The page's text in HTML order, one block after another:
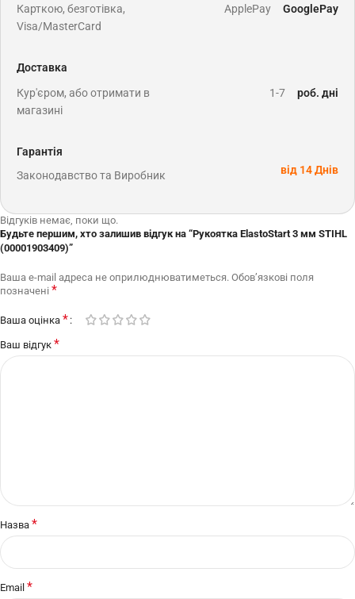
Карткою, безготівка,
Visa/MasterCard
ApplePay GooglePay
Доставка
Кур'єром, або отримати в
магазині
1-7 роб. дні
Гарантія
Законодавство та Виробник
від 14 Днів
Відгуків немає, поки що.
Будьте першим, хто залишив відгук на “Рукоятка ElastoStart 3 мм STIHL
(00001903409)”
Ваша e-mail адреса не оприлюднюватиметься. Обов’язкові поля
позначені *
Ваша оцінка *
Ваш відгук *
Назва *
Email *